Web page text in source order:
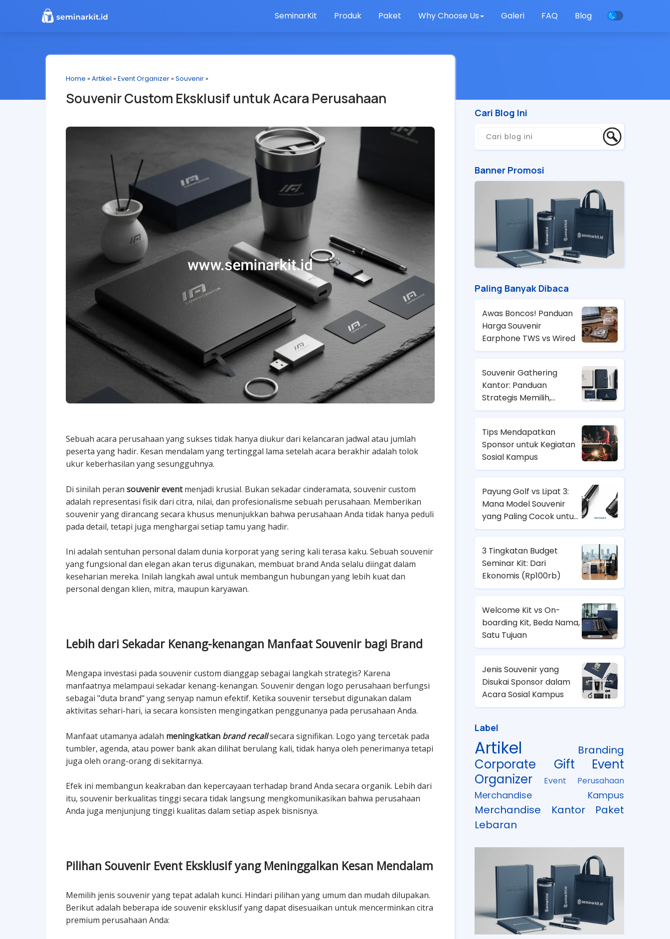
SeminarKit Produk Paket Why Choose Us Galeri FAQ Blog
Home »Artikel »Event Organizer »Souvenir »
Souvenir Custom Eksklusif untuk Acara Perusahaan
Sebuah acara perusahaan yang sukses tidak hanya diukur dari kelancaran jadwal atau jumlah
peserta yang hadir. Kesan mendalam yang tertinggal lama setelah acara berakhir adalah tolok
ukur keberhasilan yang sesungguhnya.
Di sinilah peran souvenir eventmenjadi krusial. Bukan sekadar cinderamata, souvenir custom
adalah representasi fisik dari citra, nilai, dan profesionalisme sebuah perusahaan. Memberikan
souvenir yang dirancang secara khusus menunjukkan bahwa perusahaan Anda tidak hanya peduli
pada detail, tetapi juga menghargai setiap tamu yang hadir.
Ini adalah sentuhan personal dalam dunia korporat yang sering kali terasa kaku. Sebuah souvenir
yang fungsional dan elegan akan terus digunakan, membuat brand Anda selalu diingat dalam
keseharian mereka. Inilah langkah awal untuk membangun hubungan yang lebih kuat dan
personal dengan klien, mitra, maupun karyawan.
Lebih dari Sekadar Kenang-kenangan Manfaat Souvenir bagi Brand
Mengapa investasi pada souvenir custom dianggap sebagai langkah strategis? Karena
manfaatnya melampaui sekadar kenang-kenangan. Souvenir dengan logo perusahaan berfungsi
sebagai "duta brand" yang senyap namun efektif. Ketika souvenir tersebut digunakan dalam
aktivitas sehari-hari, ia secara konsisten mengingatkan penggunanya pada perusahaan Anda.
Manfaat utamanya adalah meningkatkan brand recallsecara signifikan. Logo yang tercetak pada
tumbler, agenda, atau power bank akan dilihat berulang kali, tidak hanya oleh penerimanya tetapi
juga oleh orang-orang di sekitarnya.
Efek ini membangun keakraban dan kepercayaan terhadap brand Anda secara organik. Lebih dari
itu, souvenir berkualitas tinggi secara tidak langsung mengkomunikasikan bahwa perusahaan
Anda juga menjunjung tinggi kualitas dalam setiap aspek bisnisnya.
Pilihan Souvenir Event Eksklusif yang Meninggalkan Kesan Mendalam
Memilih jenis souvenir yang tepat adalah kunci. Hindari pilihan yang umum dan mudah dilupakan.
Berikut adalah beberapa ide souvenir eksklusif yang dapat disesuaikan untuk mencerminkan citra
premium perusahaan Anda:
Cari Blog Ini
Banner Promosi
Paling Banyak Dibaca
Awas Boncos! Panduan
Harga Souvenir
Earphone TWS vs Wired
Souvenir Gathering
Kantor: Panduan
Strategis Memilih,
Anggaran, dan Tren
Tips Mendapatkan
Sponsor untuk Kegiatan
Sosial Kampus
Payung Golf vs Lipat 3:
Mana Model Souvenir
yang Paling Cocok untuk
Nasabah Prioritas dan
3 Tingkatan Budget
Seminar Kit: Dari
Ekonomis (Rp100rb)
Welcome Kit vs On-
boarding Kit, Beda Nama,
Satu Tujuan
Jenis Souvenir yang
Disukai Sponsor dalam
Acara Sosial Kampus
Label
Artikel Branding
Corporate Gift
Event
Organizer
Event Perusahaan
Merchandise Kampus
Merchandise Kantor
Paket
Lebaran